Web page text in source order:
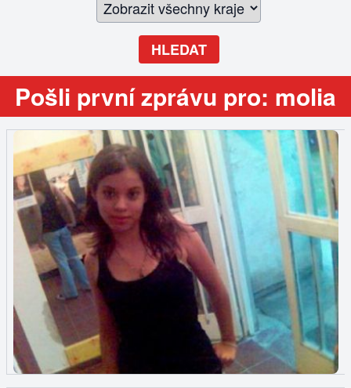
HLEDAT
Pošli první zprávu pro: molia